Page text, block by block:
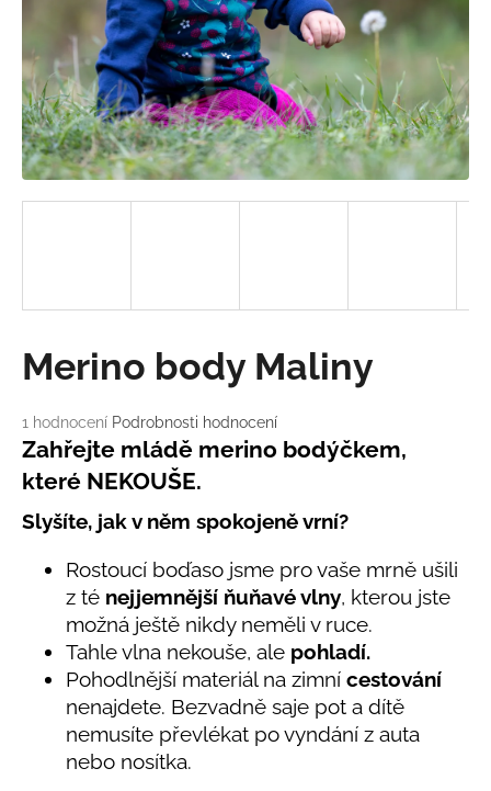
Průměrné
hodnocení
produktu
je
z
hvězdiček.
1 hodnocení Podrobnosti hodnocení
Merino body Maliny
Zahřejte mládě merino bodýčkem,
které NEKOUŠE.
Slyšíte, jak v něm spokojeně vrní?
Rostoucí boďaso jsme pro vaše mrně ušili
z té nejjemnější ňuňavé vlny, kterou jste
možná ještě nikdy neměli v ruce.
Tahle vlna nekouše, ale pohladí.
Pohodlnější materiál na zimní cestování
nenajdete. Bezvadně saje pot a dítě
nemusíte převlékat po vyndání z auta
nebo nosítka.
a
j
í
t
?
D
o
o
r
u
č
u
LETNÍ
ČEPICE
SVĚTLE
MODRÁ